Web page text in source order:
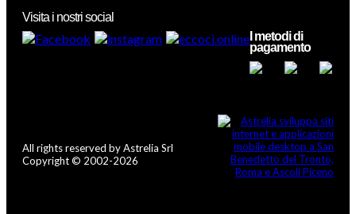
Visita i nostri social
I metodi di
pagamento
All rights reserved by Astrelia Srl
Copyright © 2002-2026